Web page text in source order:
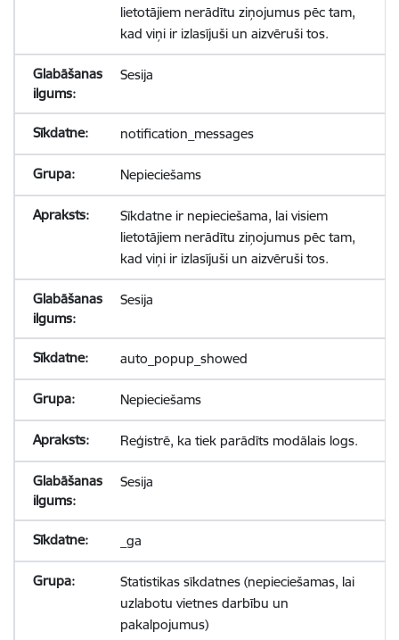
lietotājiem nerādītu ziņojumus pēc tam,
kad viņi ir izlasījuši un aizvēruši tos.
Sesija
notification_messages
Nepieciešams
Sīkdatne ir nepieciešama, lai visiem
lietotājiem nerādītu ziņojumus pēc tam,
kad viņi ir izlasījuši un aizvēruši tos.
Sesija
auto_popup_showed
Nepieciešams
Reģistrē, ka tiek parādīts modālais logs.
Sesija
_ga
Statistikas sīkdatnes (nepieciešamas, lai
uzlabotu vietnes darbību un
pakalpojumus)